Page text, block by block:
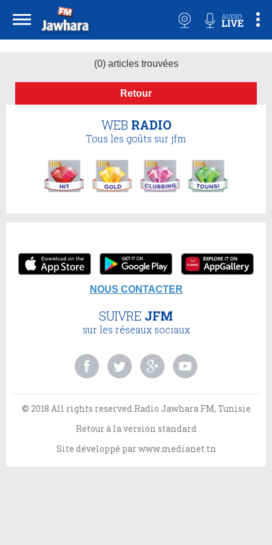
(0) articles trouvées
Retour
WEB RADIO
Tous les goûts sur jfm
NOUS CONTACTER
SUIVRE JFM
sur les réseaux sociaux
© 2018 All rights reserved.Radio Jawhara FM, Tunisie
Retour à la version standard
Site développé parwww.medianet.tn